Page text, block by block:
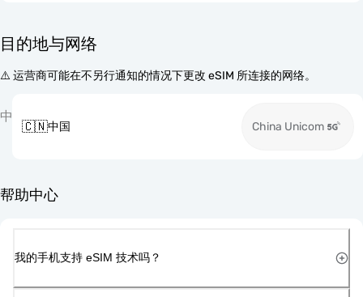
目的地与网络
⚠️ 运营商可能在不另行通知的情况下更改 eSIM 所连接的网络。
中
🇨🇳中国 China Unicom
帮助中心
我的手机支持 eSIM 技术吗？